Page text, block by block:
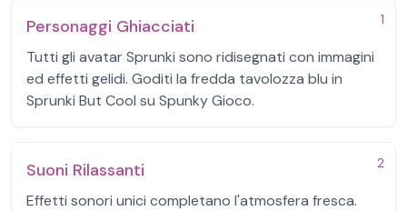
1
Personaggi Ghiacciati
Tutti gli avatar Sprunki sono ridisegnati con immagini
ed effetti gelidi. Goditi la fredda tavolozza blu in
Sprunki But Cool su Spunky Gioco.
2
Suoni Rilassanti
Effetti sonori unici completano l'atmosfera fresca.